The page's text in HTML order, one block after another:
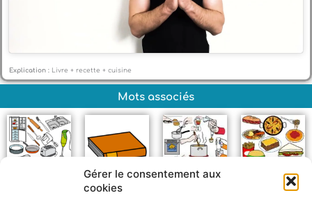
Gérer le consentement aux
cookies
Explication : Livre + recette + cuisine
Mots associés
Livre Plat cuisiné